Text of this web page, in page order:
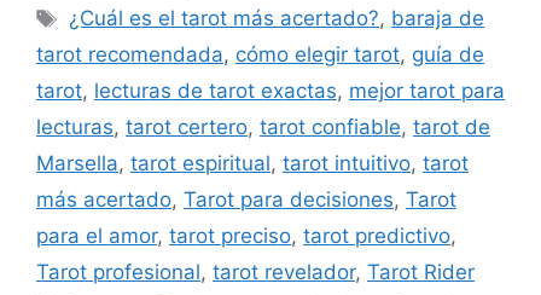
Etiquetas
¿Cuál es el tarot más acertado?, baraja de
tarot recomendada, cómo elegir tarot, guía de
tarot, lecturas de tarot exactas, mejor tarot para
lecturas, tarot certero, tarot confiable, tarot de
Marsella, tarot espiritual, tarot intuitivo, tarot
más acertado, Tarot para decisiones, Tarot
para el amor, tarot preciso, tarot predictivo,
Tarot profesional, tarot revelador, Tarot Rider